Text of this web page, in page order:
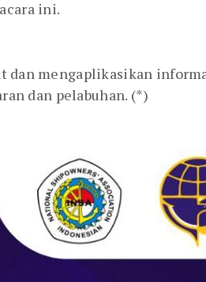
ini.
mengaplikasikan
dan pelabuhan. (*)